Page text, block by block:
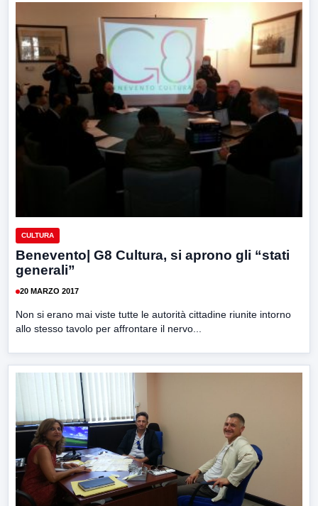
CULTURA
Benevento| G8 Cultura, si aprono gli “stati
generali”
20 MARZO 2017
Non si erano mai viste tutte le autorità cittadine riunite intorno
allo stesso tavolo per affrontare il nervo...